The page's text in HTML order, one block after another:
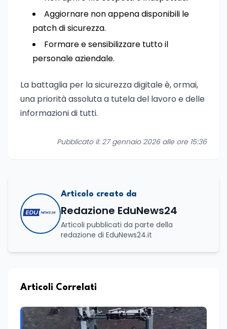
Aggiornare non appena disponibili le
patch di sicurezza.
Formare e sensibilizzare tutto il
personale aziendale.
La battaglia per la sicurezza digitale è, ormai,
una priorità assoluta a tutela del lavoro e delle
informazioni di tutti.
Pubblicato il: 27 gennaio 2026 alle ore 15:36
Articolo creato da
Redazione EduNews24
Articoli pubblicati da parte della
redazione di EduNews24.it
Articoli Correlati